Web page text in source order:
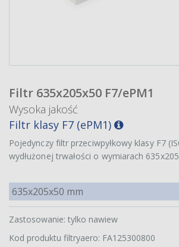
Filtr 635x205x50 F7/ePM1
Wysoka jakość
Filtr klasy F7 (ePM1)
Pojedynczy filtr przeciwpyłkowy klasy F7
wydłużonej trwałości o wymiarach
635x205x50 mm
Zastosowanie: tylko nawiew
Kod produktu filtryaero: FA125300800